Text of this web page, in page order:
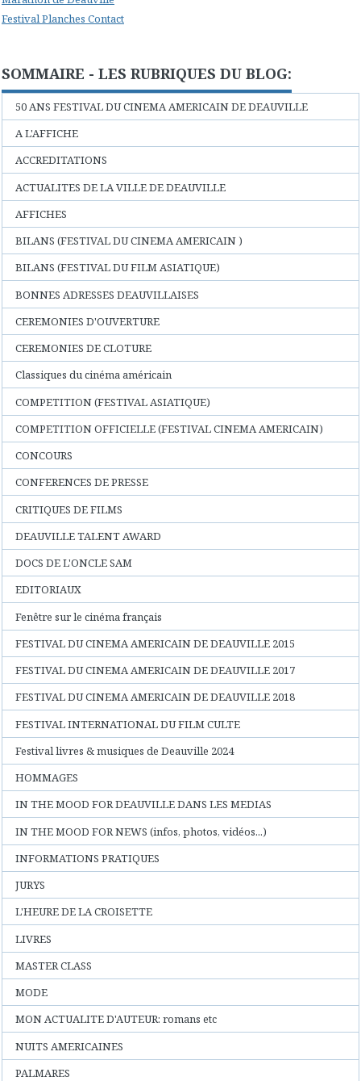
Festival Planches Contact
SOMMAIRE - LES RUBRIQUES DU BLOG:
50 ANS FESTIVAL DU CINEMA AMERICAIN DE DEAUVILLE
A L'AFFICHE
ACCREDITATIONS
ACTUALITES DE LA VILLE DE DEAUVILLE
AFFICHES
BILANS (FESTIVAL DU CINEMA AMERICAIN )
BILANS (FESTIVAL DU FILM ASIATIQUE)
BONNES ADRESSES DEAUVILLAISES
CEREMONIES D'OUVERTURE
CEREMONIES DE CLOTURE
Classiques du cinéma américain
COMPETITION (FESTIVAL ASIATIQUE)
COMPETITION OFFICIELLE (FESTIVAL CINEMA AMERICAIN)
CONCOURS
CONFERENCES DE PRESSE
CRITIQUES DE FILMS
DEAUVILLE TALENT AWARD
DOCS DE L'ONCLE SAM
EDITORIAUX
Fenêtre sur le cinéma français
FESTIVAL DU CINEMA AMERICAIN DE DEAUVILLE 2015
FESTIVAL DU CINEMA AMERICAIN DE DEAUVILLE 2017
FESTIVAL DU CINEMA AMERICAIN DE DEAUVILLE 2018
FESTIVAL INTERNATIONAL DU FILM CULTE
Festival livres & musiques de Deauville 2024
HOMMAGES
IN THE MOOD FOR DEAUVILLE DANS LES MEDIAS
IN THE MOOD FOR NEWS (infos, photos, vidéos...)
INFORMATIONS PRATIQUES
JURYS
L'HEURE DE LA CROISETTE
LIVRES
MASTER CLASS
MODE
MON ACTUALITE D'AUTEUR: romans etc
NUITS AMERICAINES
PALMARES